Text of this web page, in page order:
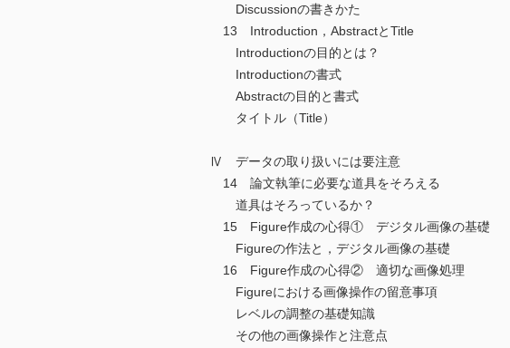
Discussionの書きかた
13 Introduction，AbstractとTitle
Introductionの目的とは？
Introductionの書式
Abstractの目的と書式
タイトル（Title）
Ⅳ データの取り扱いには要注意
14 論文執筆に必要な道具をそろえる
道具はそろっているか？
15 Figure作成の心得① デジタル画像の基礎
Figureの作法と，デジタル画像の基礎
16 Figure作成の心得② 適切な画像処理
Figureにおける画像操作の留意事項
レベルの調整の基礎知識
その他の画像操作と注意点